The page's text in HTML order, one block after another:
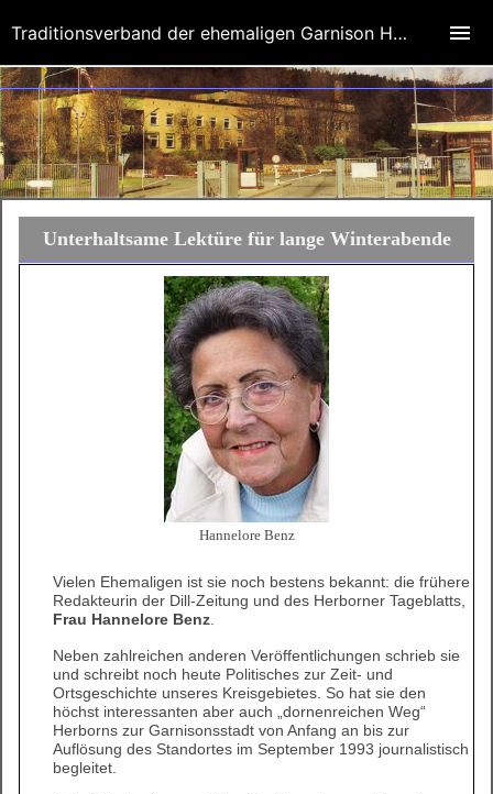
Unterhaltsame Lektüre für lange Winterabende
Hannelore Benz
Vielen Ehemaligen ist sie noch bestens bekannt: die frühere
Redakteurin der Dill-Zeitung und des Herborner Tageblatts,
Frau Hannelore Benz.
Neben zahlreichen anderen Veröffentlichungen schrieb sie
und schreibt noch heute Politisches zur Zeit- und
Ortsgeschichte unseres Kreisgebietes. So hat sie den
höchst interessanten aber auch „dornenreichen Weg“
Herborns zur Garnisonsstadt von Anfang an bis zur
Auflösung des Standortes im September 1993 journalistisch
begleitet.
Traditionsverband der ehemaligen Garnison Herbornseelbach